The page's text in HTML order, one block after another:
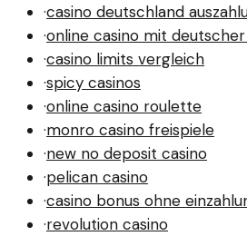
·casino deutschland
·online casino mit deutscher
·casino limits vergleich
·spicy casinos
·online casino roulette
·monro casino freispiele
·new no deposit casino
·pelican casino
·casino bonus ohne
·revolution casino